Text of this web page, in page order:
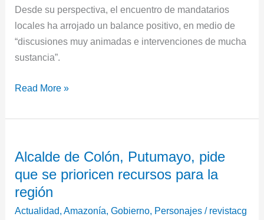
Desde su perspectiva, el encuentro de mandatarios
locales ha arrojado un balance positivo, en medio de
“discusiones muy animadas e intervenciones de mucha
sustancia”.
Read More »
Alcalde de Colón, Putumayo, pide
que se prioricen recursos para la
región
Actualidad Amazonía ,Gobierno Personajes / revistacg
de
Colón,
Putumayo,